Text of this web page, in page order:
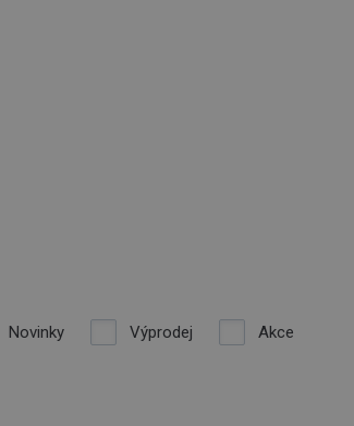
Novinky Výprodej Akce